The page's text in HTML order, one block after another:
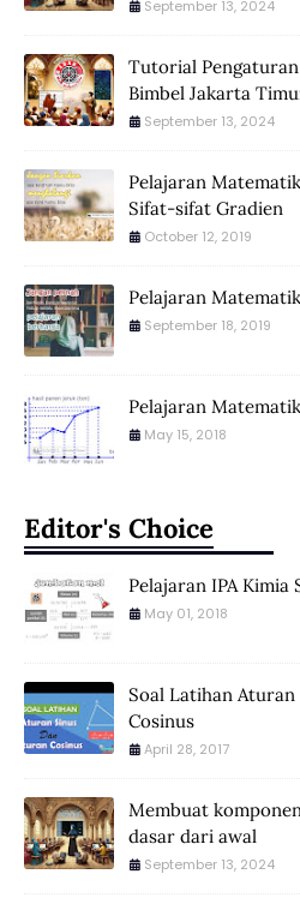
September 13, 2024
Tutorial
Bimbel Jakarta
September 13, 2024
Pelajaran
Sifat-sifat Gradien
October 12, 2019
Pelajaran
September 18, 2019
Pelajaran
May 15, 2018
Editor's Choice
Pelajaran IPA
May 01, 2018
Soal Latihan
Cosinus
April 28, 2017
Membuat
dasar dari awal
September 13, 2024